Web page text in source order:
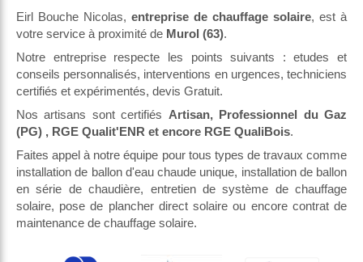
Eirl Bouche Nicolas, entreprise de chauffage solaire, est à
votre service à proximité de Murol (63).
Notre entreprise respecte les points suivants : etudes et
conseils personnalisés, interventions en urgences, techniciens
certifiés et expérimentés, devis Gratuit.
Nos artisans sont certifiés Artisan, Professionnel du Gaz
(PG) , RGE Qualit'ENR et encore RGE QualiBois.
Faites appel à notre équipe pour tous types de travaux comme
installation de ballon d'eau chaude unique, installation de ballon
en série de chaudière, entretien de système de chauffage
solaire, pose de plancher direct solaire ou encore contrat de
maintenance de chauffage solaire.